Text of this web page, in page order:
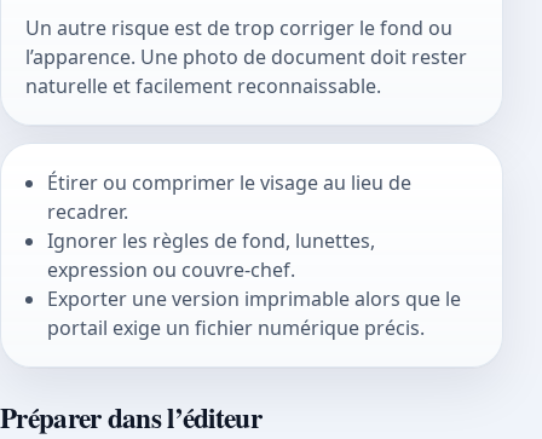
Un autre risque est de trop corriger le fond ou
l’apparence. Une photo de document doit rester
naturelle et facilement reconnaissable.
Étirer ou comprimer le visage au lieu de
recadrer.
Ignorer les règles de fond, lunettes,
expression ou couvre-chef.
Exporter une version imprimable alors que le
portail exige un fichier numérique précis.
Préparer dans l’éditeur